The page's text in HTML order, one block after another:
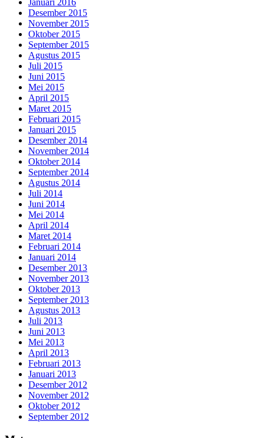
Januari 2016
Desember 2015
November 2015
Oktober 2015
September 2015
Agustus 2015
Juli 2015
Juni 2015
Mei 2015
April 2015
Maret 2015
Februari 2015
Januari 2015
Desember 2014
November 2014
Oktober 2014
September 2014
Agustus 2014
Juli 2014
Juni 2014
Mei 2014
April 2014
Maret 2014
Februari 2014
Januari 2014
Desember 2013
November 2013
Oktober 2013
September 2013
Agustus 2013
Juli 2013
Juni 2013
Mei 2013
April 2013
Februari 2013
Januari 2013
Desember 2012
November 2012
Oktober 2012
September 2012